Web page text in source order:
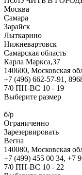
Москва
Самара
Зарайск
Лыткарино
Нижневартовск
Самарская область
Карла Маркса,37
140600, Московская
+7 (496) 662-57-91,
7/0 ПН-ВС 10 - 19
Выберите размер
б/р
Ограниченно
Зарезервировать
Весна
140080, Московская
+7 (499) 455 00 34, +7
7/0 ПН-ВС 10 - 22